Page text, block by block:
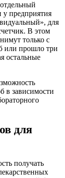
у предприятия
для
В этом
только с
или прошло три
остальные
в зависимости
для
получать